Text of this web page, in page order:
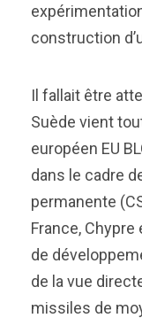
construction
Il fallait être
Suède vient
européen EU
dans le cadre
permanente
France,
de
de la vue
missiles de